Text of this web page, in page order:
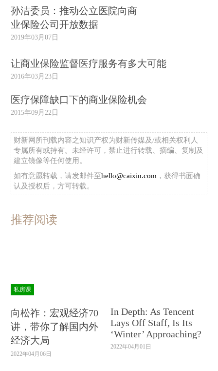
孙洁委员：推动公立医院向商
业保险公司开放数据
2019年03月07日
让商业保险监督医疗服务有多大可能
2016年03月23日
医疗保障缺口下的商业保险机会
2015年09月22日
财新网所刊载内容之知识产权为财新传媒及/或相关权利人
专属所有或持有。未经许可，禁止进行转载、摘编、复制及
建立镜像等任何使用。
如有意愿转载，请发邮件至hello@caixin.com ，获得书面确
认及授权后，方可转载。
推荐阅读
私房课
向松祚：宏观经济70
讲，带你了解国内外
经济大局
2022年04月06日
In Depth: As Tencent
Lays Off Staff, Is Its
‘Winter’ Approaching?
2022年04月01日